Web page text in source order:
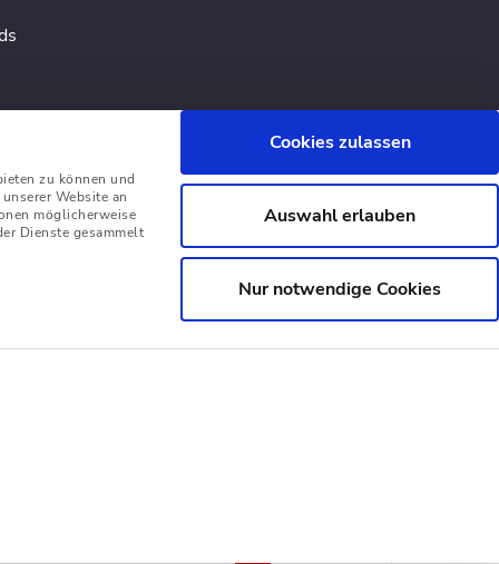
zu können und
Website an
möglicherweise
Dienste gesammelt
Cookies zulassen
Auswahl erlauben
Nur notwendige Cookies
Deutsch